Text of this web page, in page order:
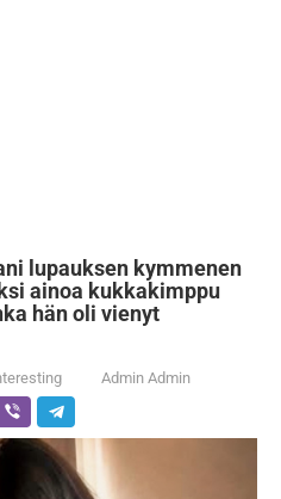
lupauksen kymmenen
ainoa kukkakimppu
hän oli vienyt
Admin Admin